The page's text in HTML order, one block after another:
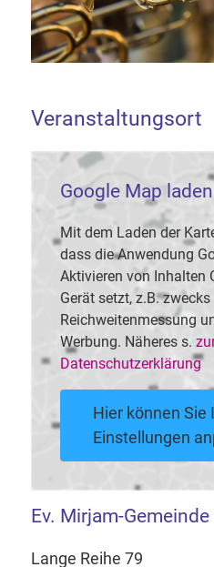
Veranstaltungsort
Google Map laden
Mit dem Laden der
dass die Anwendung
Aktivieren von Inhalten
Gerät setzt, z.B. zwecks
Reichweitenmessung
Werbung. Näheres s.
Datenschutzerklärung
Hier können Sie
Einstellungen
Ev. Mirjam-
Lange Reihe 79